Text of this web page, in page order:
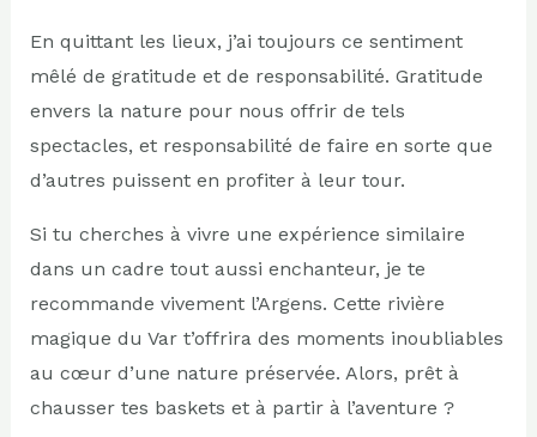
En quittant les lieux, j’ai toujours ce sentiment
mêlé de gratitude et de responsabilité. Gratitude
envers la nature pour nous offrir de tels
spectacles, et responsabilité de faire en sorte que
d’autres puissent en profiter à leur tour.
Si tu cherches à vivre une expérience similaire
dans un cadre tout aussi enchanteur, je te
recommande vivement l’Argens. Cette rivière
magique du Var t’offrira des moments inoubliables
au cœur d’une nature préservée. Alors, prêt à
chausser tes baskets et à partir à l’aventure ?